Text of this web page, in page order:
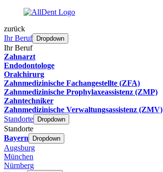
zurück
Ihr Beruf
Dropdown
Ihr Beruf
Zahnarzt
Endodontologe
Oralchirurg
Zahnmedizinische Fachangestellte (ZFA)
Zahnmedizinische Prophylaxeassistenz (ZMP)
Zahntechniker
Zahnmedizinische Verwaltungsassistenz (ZMV)
Standorte
Dropdown
Standorte
Bayern
Dropdown
Augsburg
München
Nürnberg